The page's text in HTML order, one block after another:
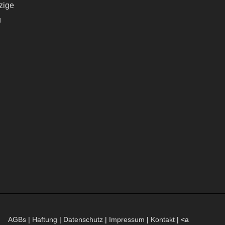
AGBs | Haftung | Datenschutz | Impressum | Kontakt | <a